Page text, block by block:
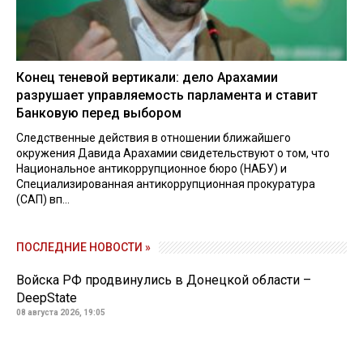
Конец теневой вертикали: дело Арахамии
разрушает управляемость парламента и ставит
Банковую перед выбором
Следственные действия в отношении ближайшего
окружения Давида Арахамии свидетельствуют о том, что
Национальное антикоррупционное бюро (НАБУ) и
Специализированная антикоррупционная прокуратура
(САП) вп...
ПОСЛЕДНИЕ НОВОСТИ »
Войска РФ продвинулись в Донецкой области –
DeepState
08 августа 2026, 19:05